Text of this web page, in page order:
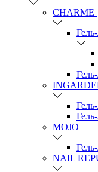
СHARME
MOJO
NAIL